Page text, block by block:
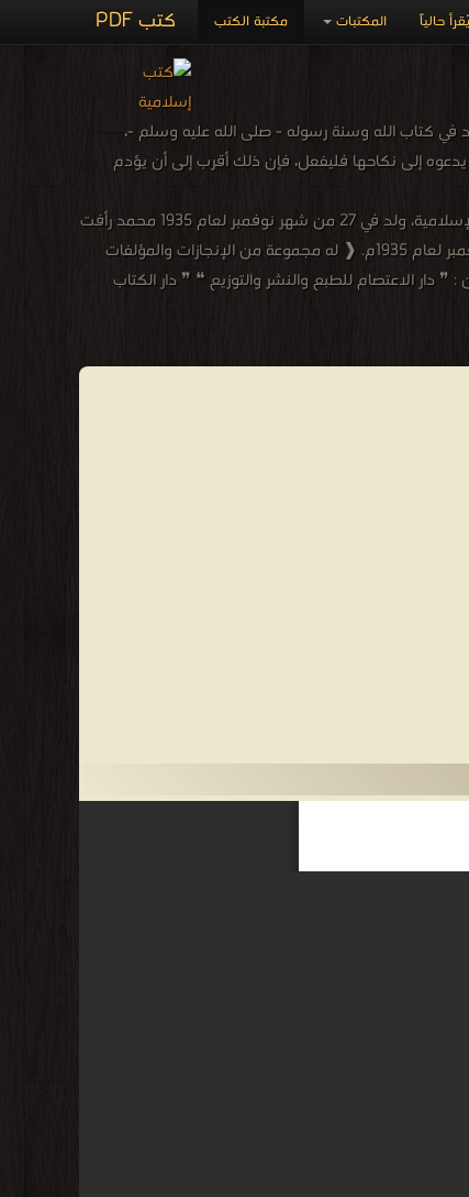
كتب PDF مكتبة الكتب المكتبات يُقرأ حالياً
في كتاب الله وسنة رسوله - صلى الله عليه وسلم -،
إلى نكاحها فليفعل، فإن ذلك أقرب إلى أن يؤدم
محمد رأفت عثمان - محمد رأفت عثمان، أستاذ الفقه المقارن والعميد الأسبق لكليتي الشريعة والقانون بالقاهرة وطنطا، وعضو مجمع البحوث الإسلامية، ولد في 27 من شهر نوفمبر لعام 1935 محمد رأفت
عثمان، أستاذ الفقه المقارن والعميد الأسبق لكليتي الشريعة والقانون بالقاهرة وطنطا، وعضو مجمع البحوث الإسلامية، ولد في 27 من شهر نوفمبر لعام 1935م. ❰ له مجموعة من الإنجازات والمؤلفات
دار الاعتصام للطبع والنشر والتوزيع ❝ ❞ دار الكتاب